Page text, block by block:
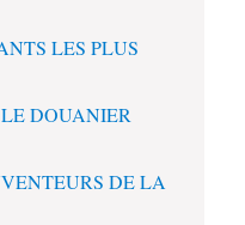
LES PLUS
DOUANIER
DE LA